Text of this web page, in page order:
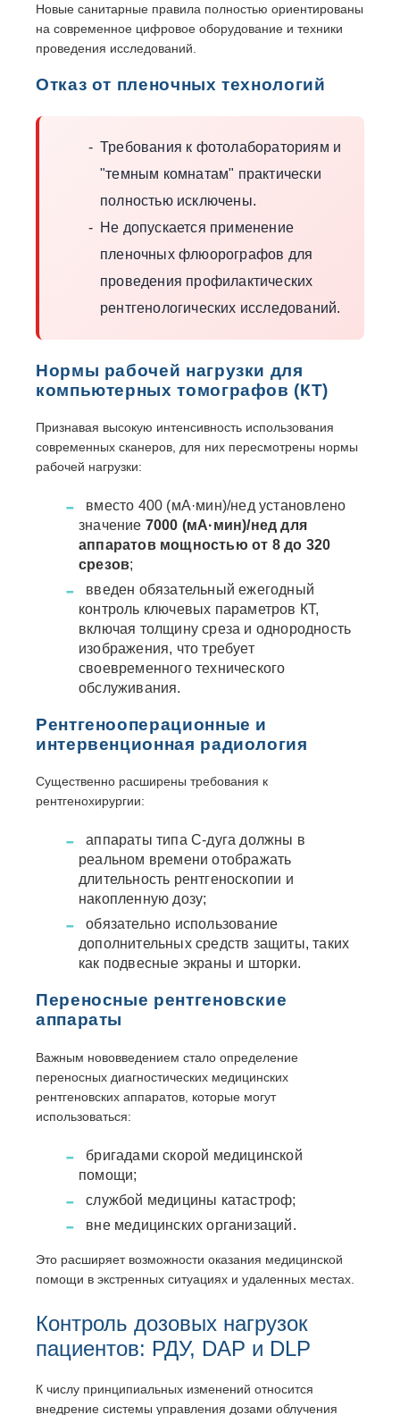
Новые санитарные правила полностью ориентированы
на современное цифровое оборудование и техники
проведения исследований.
Отказ от пленочных технологий
Требования к фотолабораториям и
"темным комнатам" практически
полностью исключены.
Не допускается применение
пленочных флюорографов для
проведения профилактических
рентгенологических исследований.
Нормы рабочей нагрузки для
компьютерных томографов (КТ)
Признавая высокую интенсивность использования
современных сканеров, для них пересмотрены нормы
рабочей нагрузки:
вместо 400 (мА·мин)/нед установлено
значение 7000 (мА·мин)/нед для
аппаратов мощностью от 8 до 320
срезов;
введен обязательный ежегодный
контроль ключевых параметров КТ,
включая толщину среза и однородность
изображения, что требует
своевременного технического
обслуживания.
Рентгенооперационные и
интервенционная радиология
Существенно расширены требования к
рентгенохирургии:
аппараты типа С-дуга должны в
реальном времени отображать
длительность рентгеноскопии и
накопленную дозу;
обязательно использование
дополнительных средств защиты, таких
как подвесные экраны и шторки.
Переносные рентгеновские
аппараты
Важным нововведением стало определение
переносных диагностических медицинских
рентгеновских аппаратов, которые могут
использоваться:
бригадами скорой медицинской
помощи;
службой медицины катастроф;
вне медицинских организаций.
Это расширяет возможности оказания медицинской
помощи в экстренных ситуациях и удаленных местах.
Контроль дозовых нагрузок
пациентов: РДУ, DAP и DLP
К числу принципиальных изменений относится
внедрение системы управления дозами облучения